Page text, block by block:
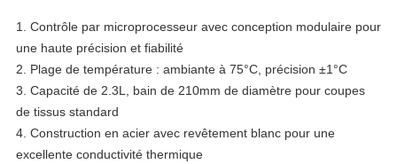
1. Contrôle par microprocesseur avec conception modulaire pour
une haute précision et fiabilité
2. Plage de température : ambiante à 75°C, précision ±1°C
3. Capacité de 2.3L, bain de 210mm de diamètre pour coupes
de tissus standard
4. Construction en acier avec revêtement blanc pour une
excellente conductivité thermique